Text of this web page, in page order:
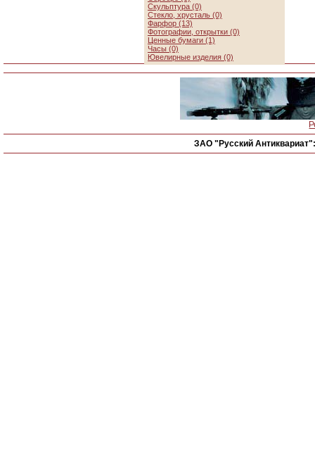
Скульптура (0)
Стекло, хрусталь (0)
Фарфор (13)
Фотографии, открытки (0)
Ценные бумаги (1)
Часы (0)
Ювелирные изделия (0)
ЗАО "Русский Антиквариат":